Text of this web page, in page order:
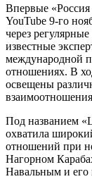
Впервые «Россия
YouTube 9-го
через
известные
международной
отношениях. В
освещены
Под названием
охватила
отношений при
Нагорном
Навальным и его